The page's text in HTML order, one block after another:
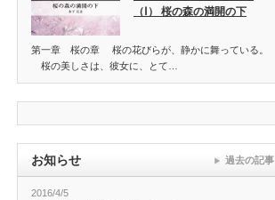
（Ⅰ） 桜の森の満開の下
第一章 桜の章 桜の花びらが、静かに舞っている。
桜の美しさは、彼女に、とて…
お知らせ
2016/4/5
過去の記事